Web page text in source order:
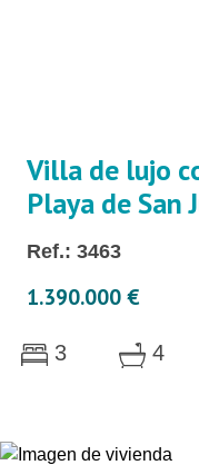
Villa de lujo
Playa de San
Ref.: 3463
1.390.000 €
3 4